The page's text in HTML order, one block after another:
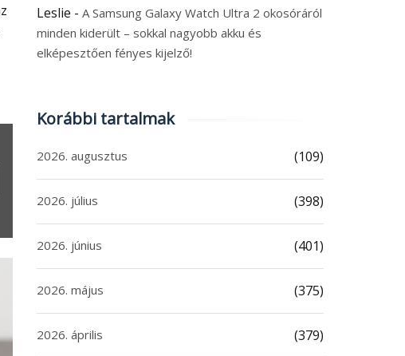
Leslie - A Samsung Galaxy Watch Ultra 2 okosóráról
minden kiderült – sokkal nagyobb akku és
elképesztően fényes kijelző!
Korábbi tartalmak
2026. augusztus (109)
2026. július (398)
2026. június (401)
2026. május (375)
2026. április (379)